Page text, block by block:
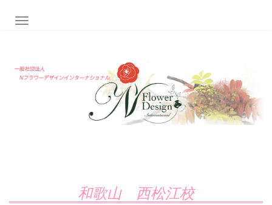
ナビゲーション切り替え
和歌山 西松江校